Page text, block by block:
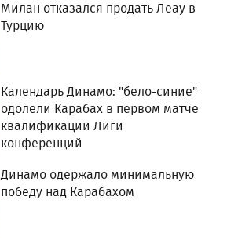
Милан отказался продать Леау в
Турцию
Календарь Динамо: "бело-синие"
одолели Карабах в первом матче
квалификации Лиги
конференций
Динамо одержало минимальную
победу над Карабахом